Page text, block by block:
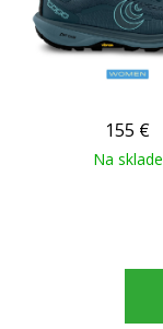
155 €
Na sklade